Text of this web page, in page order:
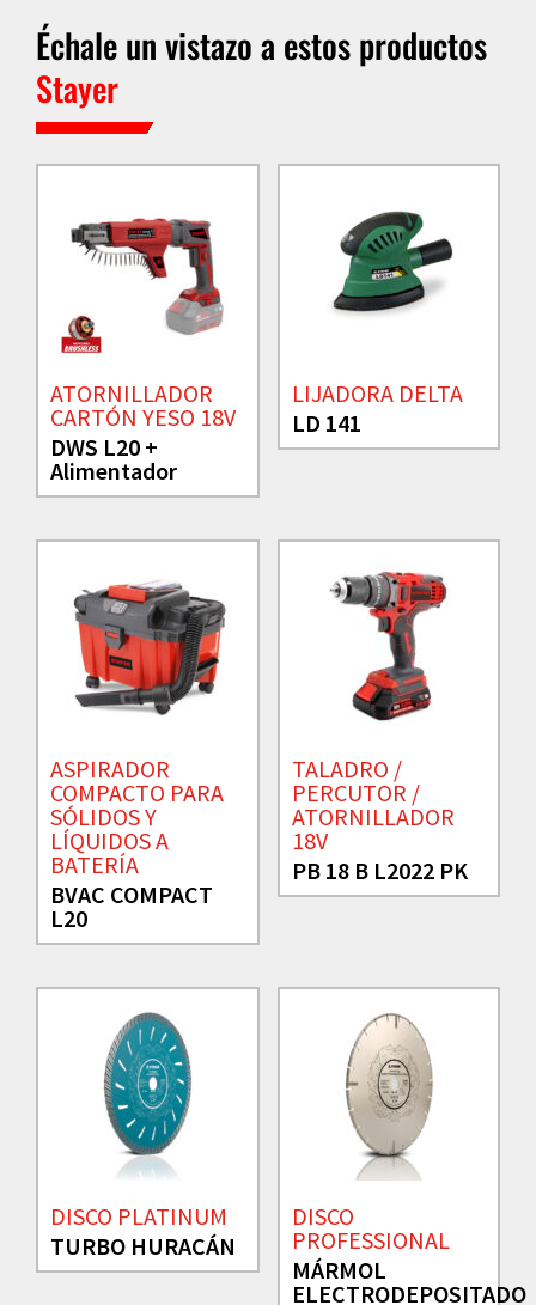
Échale un vistazo a estos productos
Stayer
ATORNILLADOR
CARTÓN YESO 18V
DWS L20 +
Alimentador
LIJADORA DELTA
LD 141
ASPIRADOR
COMPACTO PARA
SÓLIDOS Y
LÍQUIDOS A
BATERÍA
BVAC COMPACT
L20
TALADRO /
PERCUTOR /
ATORNILLADOR
18V
PB 18 B L2022 PK
DISCO PLATINUM
TURBO HURACÁN
DISCO
PROFESSIONAL
MÁRMOL
ELECTRODEPOSITADO